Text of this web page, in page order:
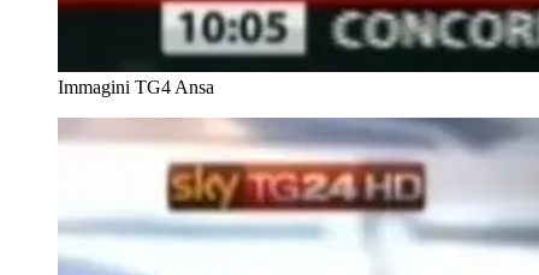
Immagini TG4 Ansa